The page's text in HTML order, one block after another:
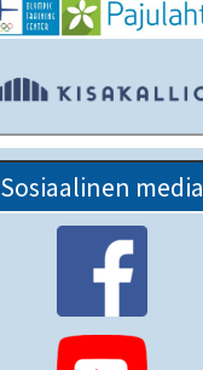
Sosiaalinen media